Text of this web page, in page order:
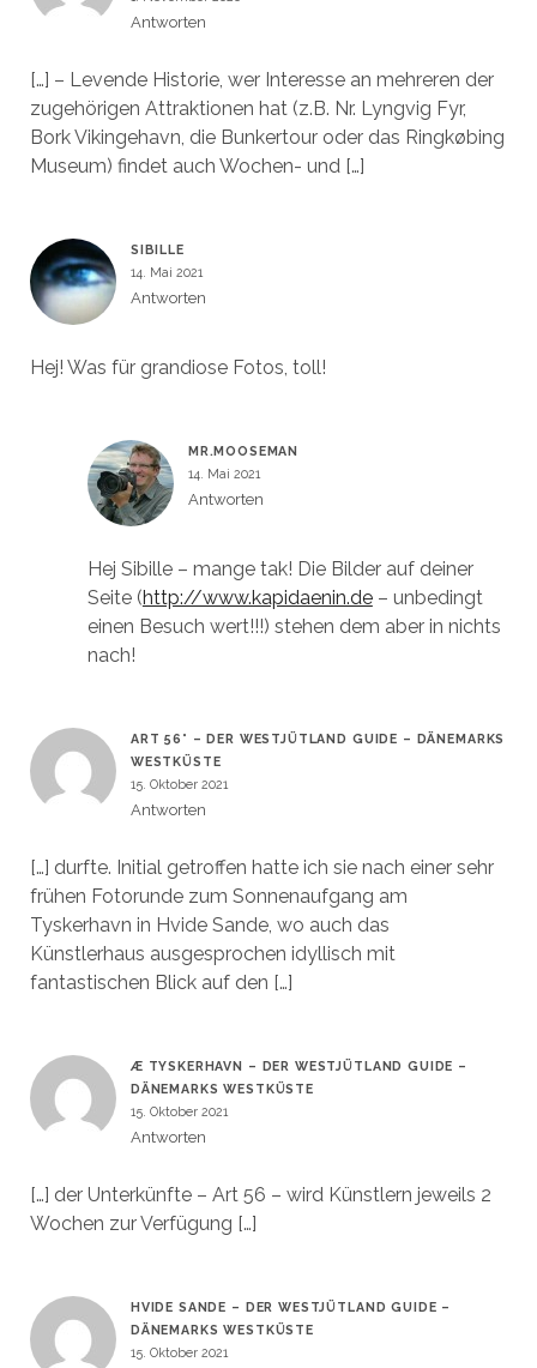
Antworten
[…] – Levende Historie, wer Interesse an mehreren der
zugehörigen Attraktionen hat (z.B. Nr. Lyngvig Fyr,
Bork Vikingehavn, die Bunkertour oder das Ringkøbing
Museum) findet auch Wochen- und […]
SIBILLE
14. Mai 2021
Antworten
Hej! Was für grandiose Fotos, toll!
MR.MOOSEMAN
14. Mai 2021
Antworten
Hej Sibille – mange tak! Die Bilder auf deiner
Seite (http://www.kapidaenin.de– unbedingt
einen Besuch wert!!!) stehen dem aber in nichts
nach!
ART 56° – DER WESTJÜTLAND GUIDE – DÄNEMARKS
WESTKÜSTE
15. Oktober 2021
Antworten
[…] durfte. Initial getroffen hatte ich sie nach einer sehr
frühen Fotorunde zum Sonnenaufgang am
Tyskerhavn in Hvide Sande, wo auch das
Künstlerhaus ausgesprochen idyllisch mit
fantastischen Blick auf den […]
Æ TYSKERHAVN – DER WESTJÜTLAND GUIDE –
DÄNEMARKS WESTKÜSTE
15. Oktober 2021
Antworten
[…] der Unterkünfte – Art 56 – wird Künstlern jeweils 2
Wochen zur Verfügung […]
HVIDE SANDE – DER WESTJÜTLAND GUIDE –
DÄNEMARKS WESTKÜSTE
15. Oktober 2021